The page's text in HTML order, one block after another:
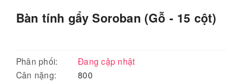
Bàn tính gẩy Soroban (Gỗ - 15 cột)
Phân phối:
Đang cập nhật
Cân nặng:
800